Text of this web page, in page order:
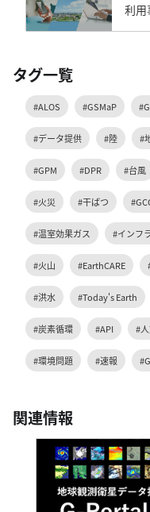
利用
タグ一覧
#ALOS #GSMaP
#データ提供 #陸 #
#GPM #DPR #台風
#火災 #干ばつ
#温室効果ガス #インフ
#火山 #EarthCARE
#洪水 #Today's Earth
#炭素循環 #API #
#環境問題 #速報
関連情報